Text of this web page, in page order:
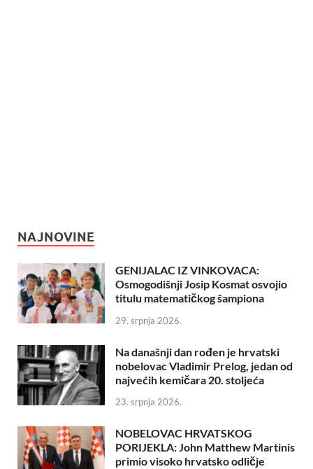
NAJNOVINE
GENIJALAC IZ VINKOVACA:
Osmogodišnji Josip Kosmat osvojio
titulu matematičkog šampiona
29. srpnja 2026.
Na današnji dan rođen je hrvatski
nobelovac Vladimir Prelog, jedan od
najvećih kemičara 20. stoljeća
23. srpnja 2026.
NOBELOVAC HRVATSKOG
PORIJEKLA: John Matthew Martinis
primio visoko hrvatsko odličje